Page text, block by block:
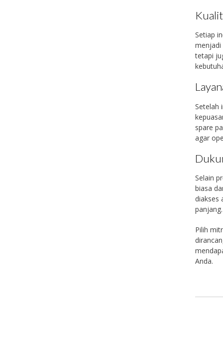
Setiap
menjadi
tetapi
Setelah
spare
agar
Selain
biasa
diakses
panjang.
Pilih
Anda.